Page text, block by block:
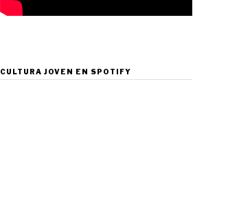
CULTURA JOVEN EN SPOTIFY